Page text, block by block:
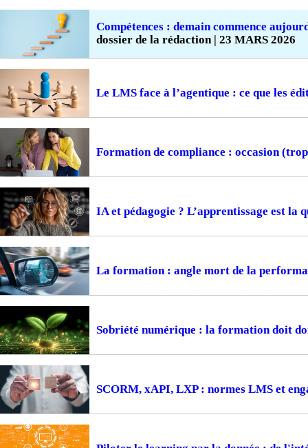
Compétences : demain commence
dossier de la rédaction | 23 MARS 2026
Le LMS face à l’agentique : ce que les
Formation de compliance : occasion
IA et pédagogie ? L’apprentissage est la
La formation : angle mort de la
Sobriété numérique : la formation doit
SCORM, xAPI, LXP : normes LMS et